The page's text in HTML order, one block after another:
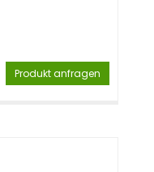
Produkt anfragen